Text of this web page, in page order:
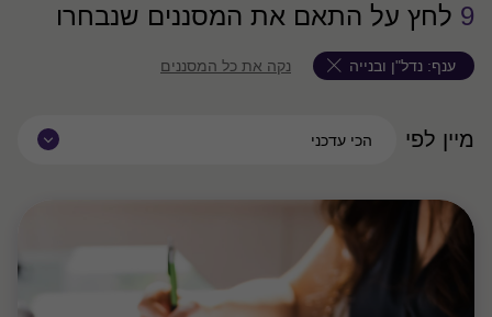
9 לחץ על התאם את המסננים שנבחרו
ענף: נדל"ן ובנייה נקה את כל המסננים
מיין לפי הכי עדכני